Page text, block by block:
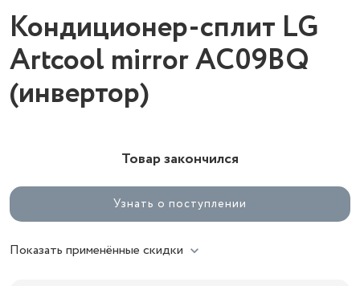
Кондиционер-сплит LG
Artcool mirror AC09BQ
(инвертор)
Товар закончился
Узнать о поступлении
Показать применённые скидки